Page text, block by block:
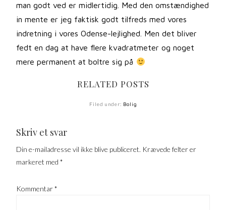
man godt ved er midlertidig. Med den omstændighed
in mente er jeg faktisk godt tilfreds med vores
indretning i vores Odense-lejlighed. Men det bliver
fedt en dag at have flere kvadratmeter og noget
mere permanent at boltre sig på
RELATED POSTS
Filed under: Bolig
Skriv et svar
Din e-mailadresse vil ikke blive publiceret. Krævede felter er
markeret med*
Kommentar*